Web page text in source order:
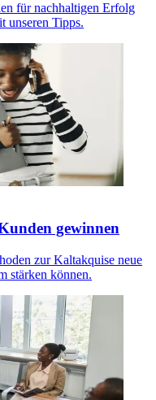
für nachhaltigen Erfolg
unseren Tipps.
gewinnen
zur Kaltakquise neue
stärken können.